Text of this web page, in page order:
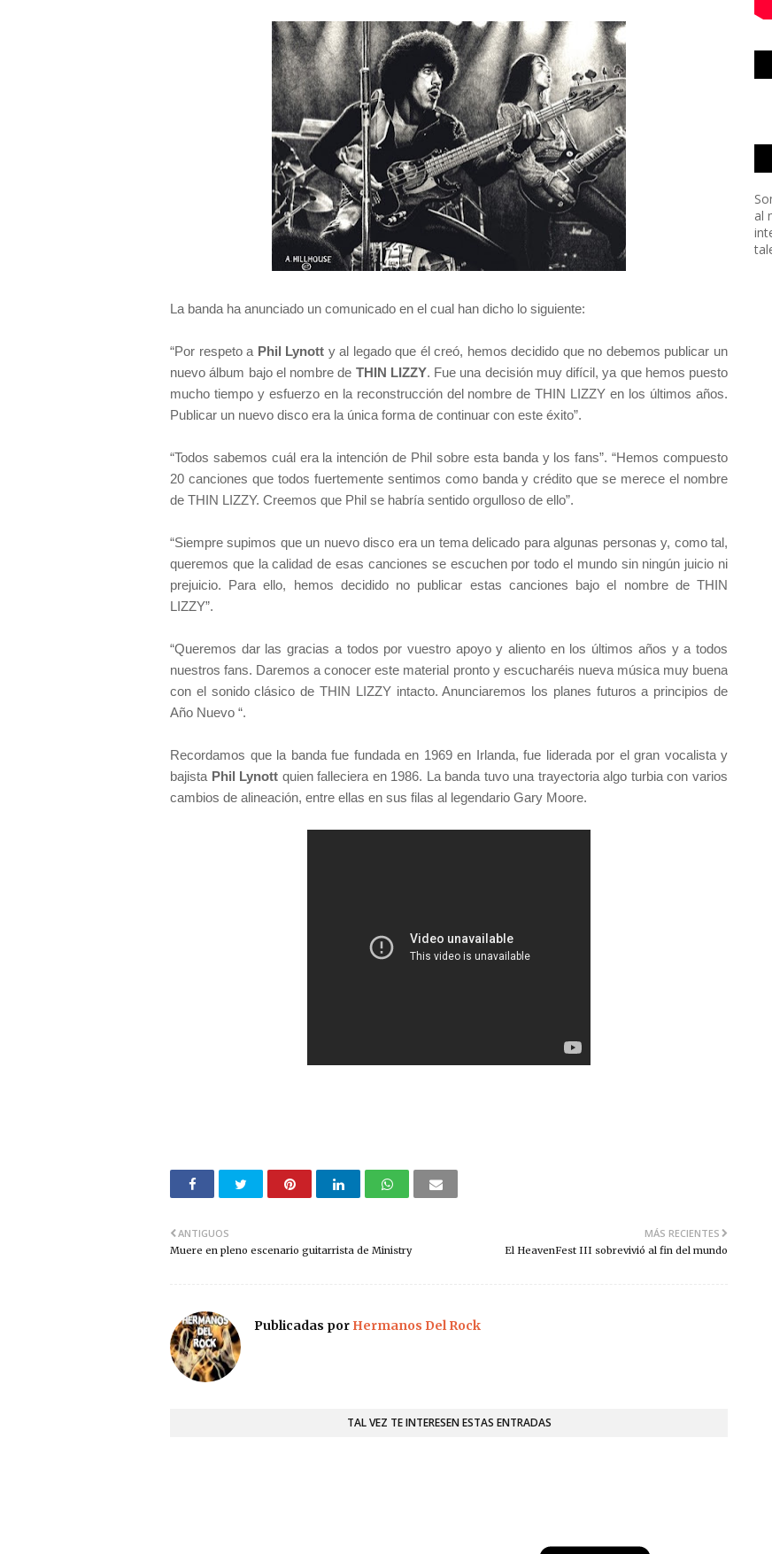
La banda ha anunciado un comunicado en el cual han dicho lo siguiente:
“Por respeto a Phil Lynott y al legado que él creó, hemos decidido que no debemos publicar un
nuevo álbum bajo el nombre de THIN LIZZY. Fue una decisión muy difícil, ya que hemos puesto
mucho tiempo y esfuerzo en la reconstrucción del nombre de THIN LIZZY en los últimos años.
Publicar un nuevo disco era la única forma de continuar con este éxito”.
“Todos sabemos cuál era la intención de Phil sobre esta banda y los fans”. “Hemos compuesto
20 canciones que todos fuertemente sentimos como banda y crédito que se merece el nombre
de THIN LIZZY. Creemos que Phil se habría sentido orgulloso de ello”.
“Siempre supimos que un nuevo disco era un tema delicado para algunas personas y, como tal,
queremos que la calidad de esas canciones se escuchen por todo el mundo sin ningún juicio ni
prejuicio. Para ello, hemos decidido no publicar estas canciones bajo el nombre de THIN
LIZZY”.
“Queremos dar las gracias a todos por vuestro apoyo y aliento en los últimos años y a todos
nuestros fans. Daremos a conocer este material pronto y escucharéis nueva música muy buena
con el sonido clásico de THIN LIZZY intacto. Anunciaremos los planes futuros a principios de
Año Nuevo “.
Recordamos que la banda fue fundada en 1969 en Irlanda, fue liderada por el gran vocalista y
bajista Phil Lynott quien falleciera en 1986. La banda tuvo una trayectoria algo turbia con varios
cambios de alineación, entre ellas en sus filas al legendario Gary Moore.
MÁS RECIENTES
El HeavenFest III sobrevivió al fin del mundo
ANTIGUOS
Muere en pleno escenario guitarrista de Ministry
Publicadas por Hermanos Del Rock
TAL VEZ TE INTERESEN ESTAS ENTRADAS
al